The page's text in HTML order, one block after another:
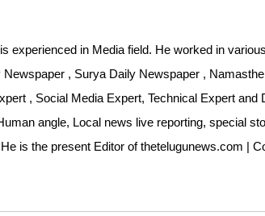
experienced in Media field. He worked in
, Surya Daily Newspaper ,
, Social Media Expert, Technical Expert and
angle, Local news live reporting, special
is the present Editor of thetelugunews.com |